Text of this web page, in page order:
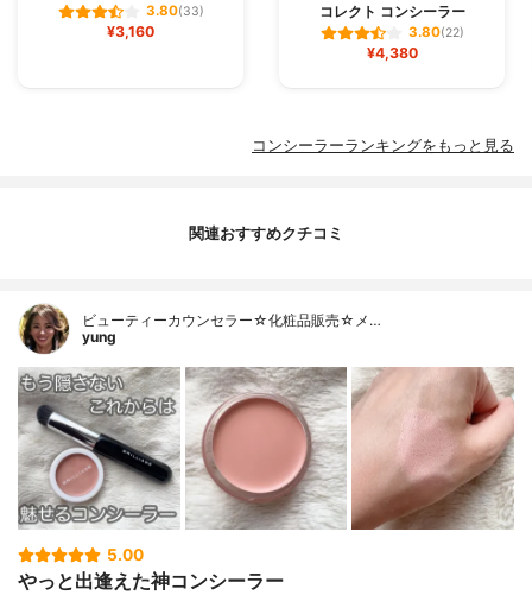
3.80(33)
¥3,160
コレクト コンシーラー
3.80(22)
¥4,380
コンシーラーランキングをもっと見る
関連おすすめクチコミ
ビューティーカウンセラー☆化粧品販売☆メ…
yung
5.00
やっと出逢えた神コンシーラー